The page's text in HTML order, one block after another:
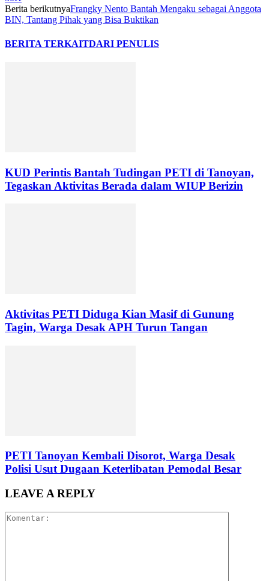
Berita berikutnyaFrangky Nento Bantah Mengaku sebagai Anggota
BIN, Tantang Pihak yang Bisa Buktikan
BERITA TERKAITDARI PENULIS
KUD Perintis Bantah Tudingan PETI di Tanoyan,
Tegaskan Aktivitas Berada dalam WIUP Berizin
Aktivitas PETI Diduga Kian Masif di Gunung
Tagin, Warga Desak APH Turun Tangan
PETI Tanoyan Kembali Disorot, Warga Desak
Polisi Usut Dugaan Keterlibatan Pemodal Besar
LEAVE A REPLY